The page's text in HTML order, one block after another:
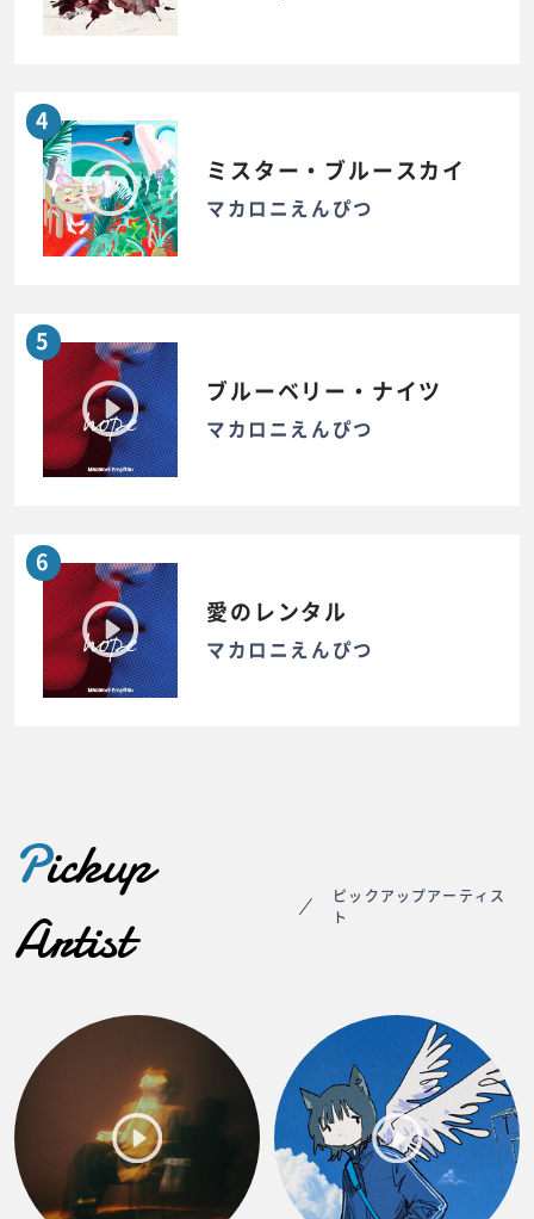
4
ミスター・ブルースカイ
マカロニえんぴつ
5
ブルーベリー・ナイツ
マカロニえんぴつ
6
愛のレンタル
マカロニえんぴつ
Pickup
Artist
ピックアップアーティス
ト